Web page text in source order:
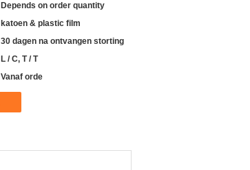
Depends on order quantity
katoen & plastic film
30 dagen na ontvangen storting
L / C, T / T
Vanaf orde